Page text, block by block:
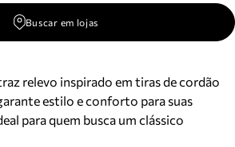
Buscar em lojas
relevo inspirado em tiras de cordão
estilo e conforto para suas
para quem busca um clássico